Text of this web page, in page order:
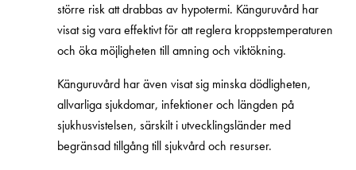
större risk att drabbas av hypotermi. Känguruvård har
visat sig vara effektivt för att reglera kroppstemperaturen
och öka möjligheten till amning och viktökning.
Känguruvård har även visat sig minska dödligheten,
allvarliga sjukdomar, infektioner och längden på
sjukhusvistelsen, särskilt i utvecklingsländer med
begränsad tillgång till sjukvård och resurser.